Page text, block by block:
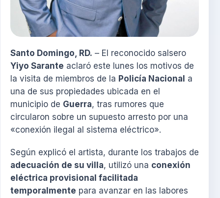
Santo Domingo, RD. – El reconocido salsero
Yiyo Sarante aclaró este lunes los motivos de
la visita de miembros de la Policía Nacional a
una de sus propiedades ubicada en el
municipio de Guerra, tras rumores que
circularon sobre un supuesto arresto por una
«conexión ilegal al sistema eléctrico».
Según explicó el artista, durante los trabajos de
adecuación de su villa, utilizó una conexión
eléctrica provisional facilitada
temporalmente para avanzar en las labores